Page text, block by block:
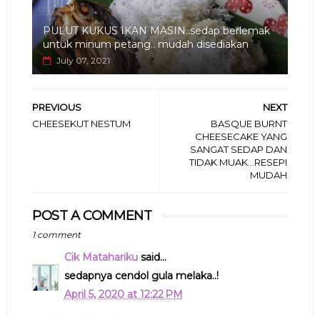
PULUT KUKUS IKAN MASIN..sedap berlemak
untuk minum petang.. mudah disediakan
July 07, 2021
NEXT
BASQUE BURNT
CHEESECAKE YANG
SANGAT SEDAP DAN
TIDAK MUAK...RESEPI
MUDAH
PREVIOUS
CHEESEKUT NESTUM
POST A COMMENT
1 comment
Cik Mataharikusaid...
sedapnya cendol gula melaka..!
April 5, 2020 at 12:22 PM